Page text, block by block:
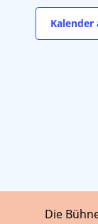
Kalender
Die